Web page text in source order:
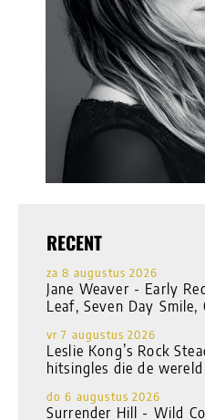
RECENT
za 8 augustus 2026
Jane Weaver - Early
Leaf, Seven Day Smile,
vr 7 augustus 2026
Leslie Kong’s Rock
hitsingles die de
do 6 augustus 2026
Surrender Hill - Wild